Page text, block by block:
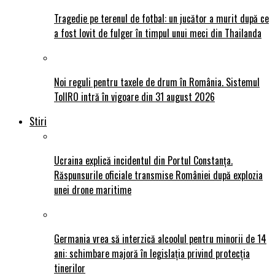
Tragedie pe terenul de fotbal: un jucător a murit după ce
a fost lovit de fulger în timpul unui meci din Thailanda
Noi reguli pentru taxele de drum în România. Sistemul
TollRO intră în vigoare din 31 august 2026
Stiri
Ucraina explică incidentul din Portul Constanța.
Răspunsurile oficiale transmise României după explozia
unei drone maritime
Germania vrea să interzică alcoolul pentru minorii de 14
ani: schimbare majoră în legislația privind protecția
tinerilor